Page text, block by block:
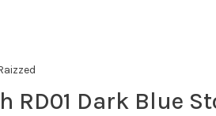
RD01 Dark Blue